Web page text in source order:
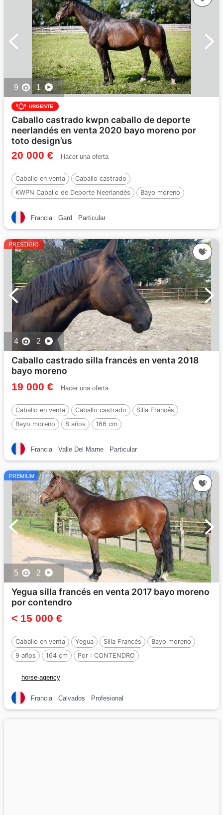
9 1
URGENTE
Caballo castrado kwpn caballo de deporte
neerlandés en venta 2020 bayo moreno por
toto design’us
20 000 € Hacer una oferta
Caballo en venta
Caballo castrado
KWPN Caballo de Deporte Neerlandés
Bayo moreno
Francia
Gard Particular
PRESTIGIO
4 2
Caballo castrado silla francés en venta 2018
bayo moreno
19 000 € Hacer una oferta
Caballo en venta Caballo castrado
Silla Francés
Bayo moreno
8 años 166 cm
Francia Valle Del Marne Particular
PREMIUM
5 2
Yegua silla francés en venta 2017 bayo moreno
por contendro
< 15 000 €
Caballo en venta Yegua Silla Francés
Bayo moreno
9 años
164 cm Por : CONTENDRO
horse-agency
Francia Calvados Profesional